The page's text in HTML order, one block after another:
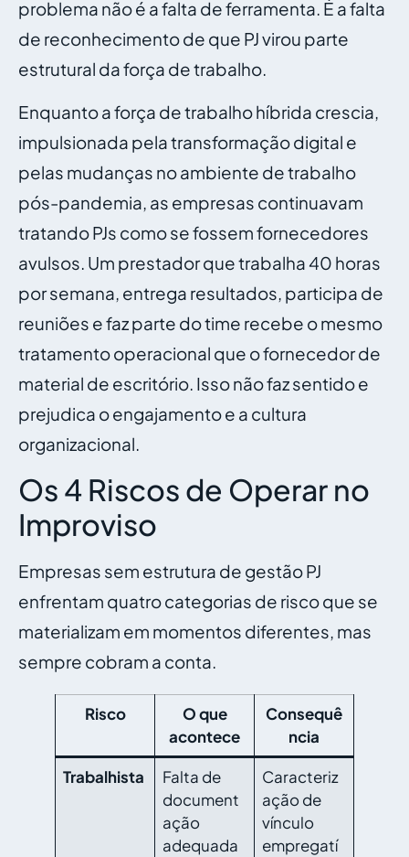
problema não é a falta de ferramenta. É a falta
de reconhecimento de que PJ virou parte
estrutural da força de trabalho.
Enquanto a força de trabalho híbrida crescia,
impulsionada pela transformação digital e
pelas mudanças no ambiente de trabalho
pós-pandemia, as empresas continuavam
tratando PJs como se fossem fornecedores
avulsos. Um prestador que trabalha 40 horas
por semana, entrega resultados, participa de
reuniões e faz parte do time recebe o mesmo
tratamento operacional que o fornecedor de
material de escritório. Isso não faz sentido e
prejudica o engajamento e a cultura
organizacional.
Os 4 Riscos de Operar no
Improviso
Empresas sem estrutura de gestão PJ
enfrentam quatro categorias de risco que se
materializam em momentos diferentes, mas
sempre cobram a conta.
Risco
O que
acontece
Consequê
ncia
Trabalhista
Falta de
document
ação
adequada
Caracteriz
ação de
vínculo
empregatí